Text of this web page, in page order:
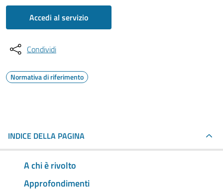
Accedi al servizio
Condividi
Normativa di riferimento
INDICE DELLA PAGINA
A chi è rivolto
Approfondimenti